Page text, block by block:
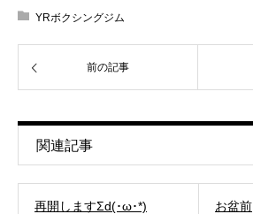
YRボクシングジム
前の記事
関連記事
再開しますΣd(･ω･*) お盆前